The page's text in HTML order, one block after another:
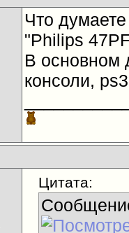
Что
"Philips
В основном
консоли,
Цитата: